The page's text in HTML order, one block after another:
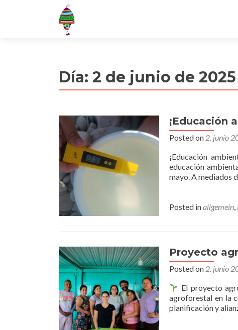
Día: 2 de junio de 2025
¡Educación
Posted on 2. junio
¡Educación
educación
mayo. A mediados
Posted inallgemein,
Proyecto
Posted on 2. junio
El proyecto
agroforestal en la
planificación y